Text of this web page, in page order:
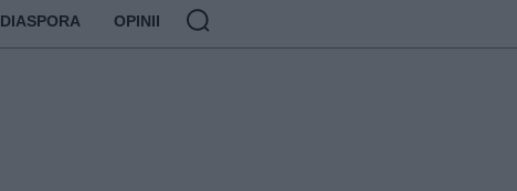
DIASPORA OPINII